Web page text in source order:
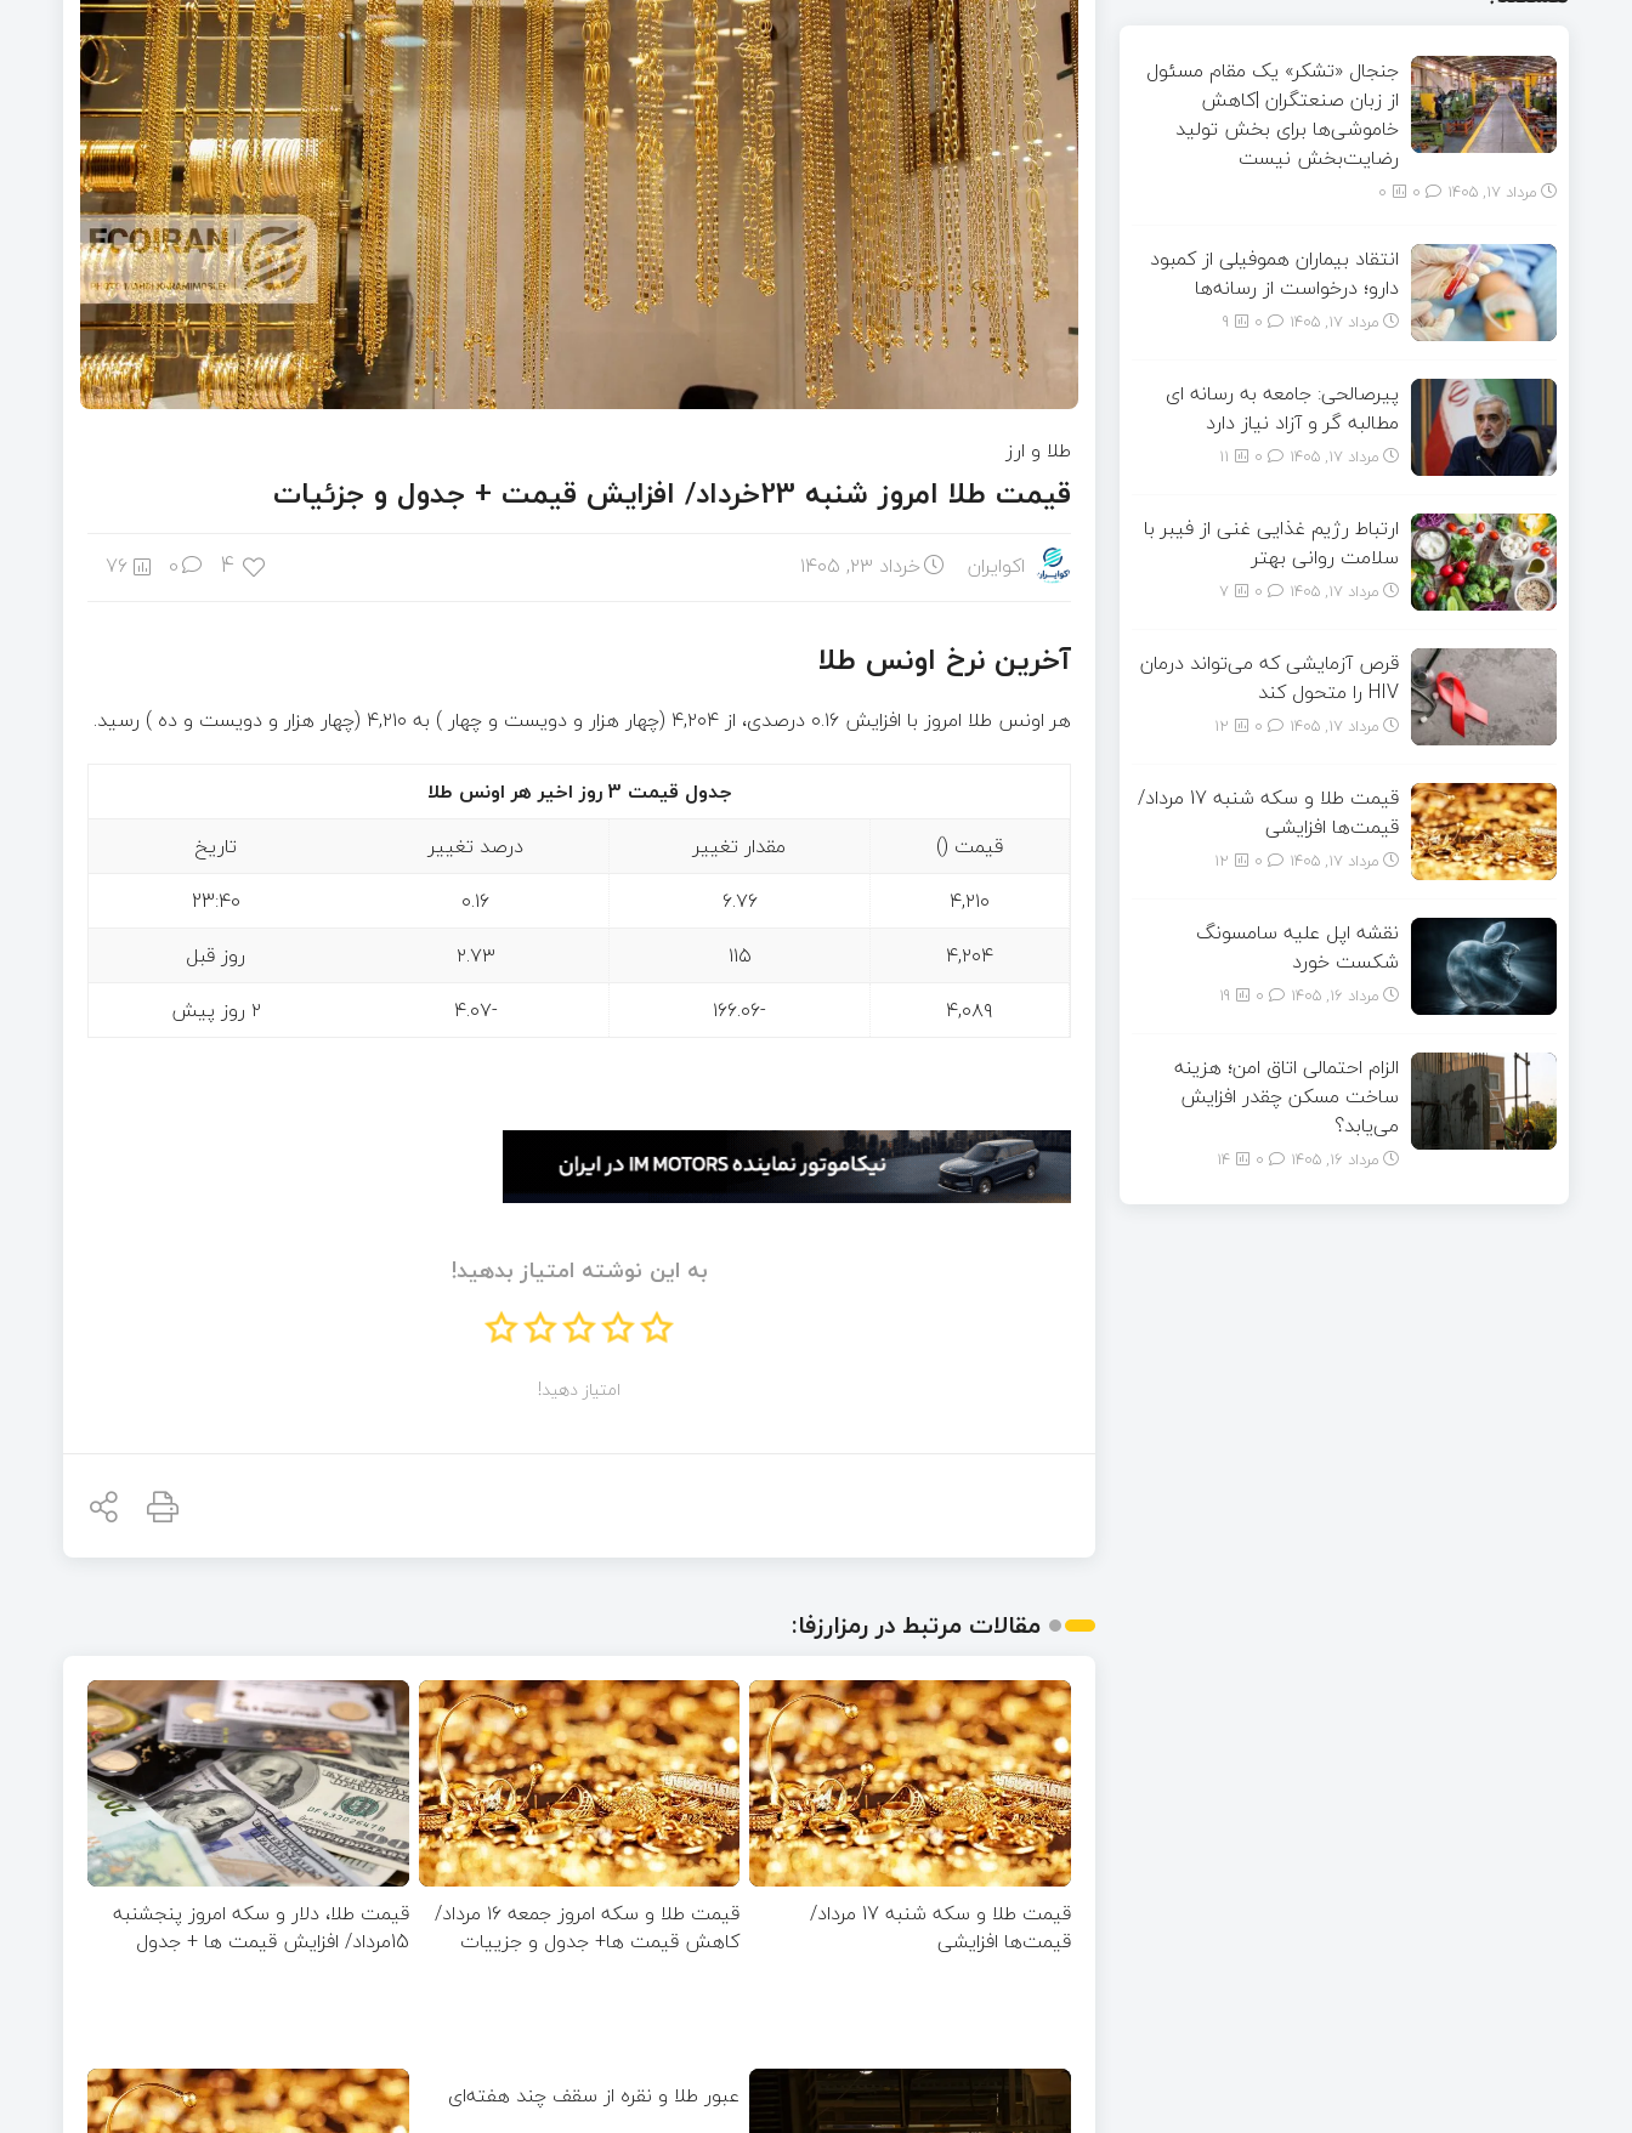
طلا و ارز
قیمت طلا امروز شنبه 23خرداد/ افزایش قیمت + جدول و جزئیات
اکوایران خرداد ۲۳, ۱۴۰۵ 4
0
76
آخرین نرخ اونس طلا
هر اونس طلا امروز با افزایش ۰.۱۶ درصدی، از ۴,۲۰۴ (چهار هزار و دویست و چهار ) به ۴,۲۱۰ (چهار هزار و دویست و ده ) رسید.
جدول قیمت 3 روز اخیر هر اونس طلا
قیمت ()
مقدار تغییر درصد تغییر
تاریخ
۴,۲۱۰
۶.۷۶ ۰.۱۶
23:40
۴,۲۰۴
۱۱۵ ۲.۷۳
روز قبل
۴,۰۸۹
-۱۶۶.۰۶ -۴.۰۷ ۲ روز پیش
به این نوشته امتیاز بدهید!
امتیاز دهید!
مقالات مرتبط در رمزارزفا:
قیمت طلا و سکه شنبه 17 مرداد/
قیمت‌ها افزایشی
قیمت طلا و سکه امروز جمعه ۱۶ مرداد/
کاهش قیمت ها+ جدول و جزییات
قیمت طلا، دلار و سکه امروز پنجشنبه
15مرداد/ افزایش قیمت ها + جدول
عبور طلا و نقره از سقف چند هفته‌ای
جنجال «تشکر» یک مقام مسئول
از زبان صنعتگران |کاهش
خاموشی‌ها برای بخش تولید
رضایت‌بخش نیست
مرداد ۱۷, ۱۴۰۵ 0
انتقاد بیماران هموفیلی از کمبود
دارو؛ درخواست از رسانه‌ها
مرداد ۱۷, ۱۴۰۵ 9
پیرصالحی: جامعه به رسانه ای
مطالبه گر و آزاد نیاز دارد
مرداد ۱۷, ۱۴۰۵ 11
ارتباط رژیم غذایی غنی از فیبر با
سلامت روانی بهتر
مرداد ۱۷, ۱۴۰۵ 7
قرص آزمایشی که می‌تواند درمان
HIV را متحول کند
مرداد ۱۷, ۱۴۰۵ 12
قیمت طلا و سکه شنبه 17 مرداد/
قیمت‌ها افزایشی
مرداد ۱۷, ۱۴۰۵ 12
نقشه اپل علیه سامسونگ
شکست خورد
مرداد ۱۶, ۱۴۰۵ 19
الزام احتمالی اتاق امن؛ هزینه
ساخت مسکن چقدر افزایش
می‌یابد؟
مرداد ۱۶, ۱۴۰۵ 14